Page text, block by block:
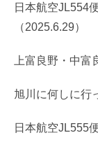
日本航空
（2025.6.29）
上富良野・中
旭川に何しに行
日本航空JL555